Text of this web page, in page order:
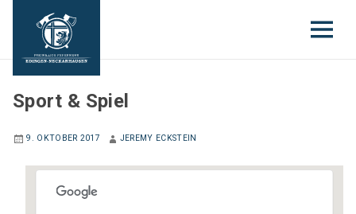
JUGENDFEUERWEHR
Sport & Spiel
9. OKTOBER 2017 JEREMY ECKSTEIN